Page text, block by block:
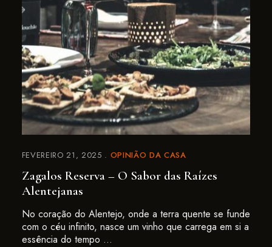
FEVEREIRO 21, 2025 OPINIÃO DA CASA
Zagalos Reserva – O Sabor das Raízes
Alentejanas
No coração do Alentejo, onde a terra quente se funde
com o céu infinito, nasce um vinho que carrega em si a
essência do tempo …